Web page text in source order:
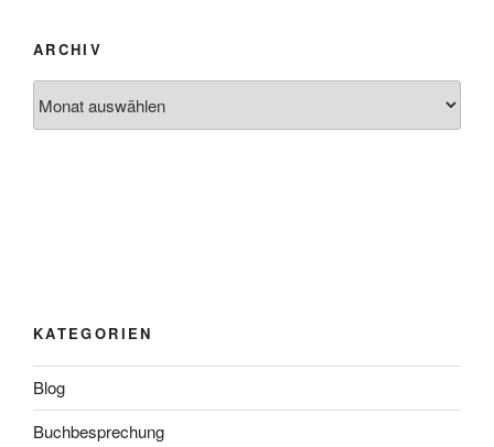
ARCHIV
KATEGORIEN
Blog
Buchbesprechung